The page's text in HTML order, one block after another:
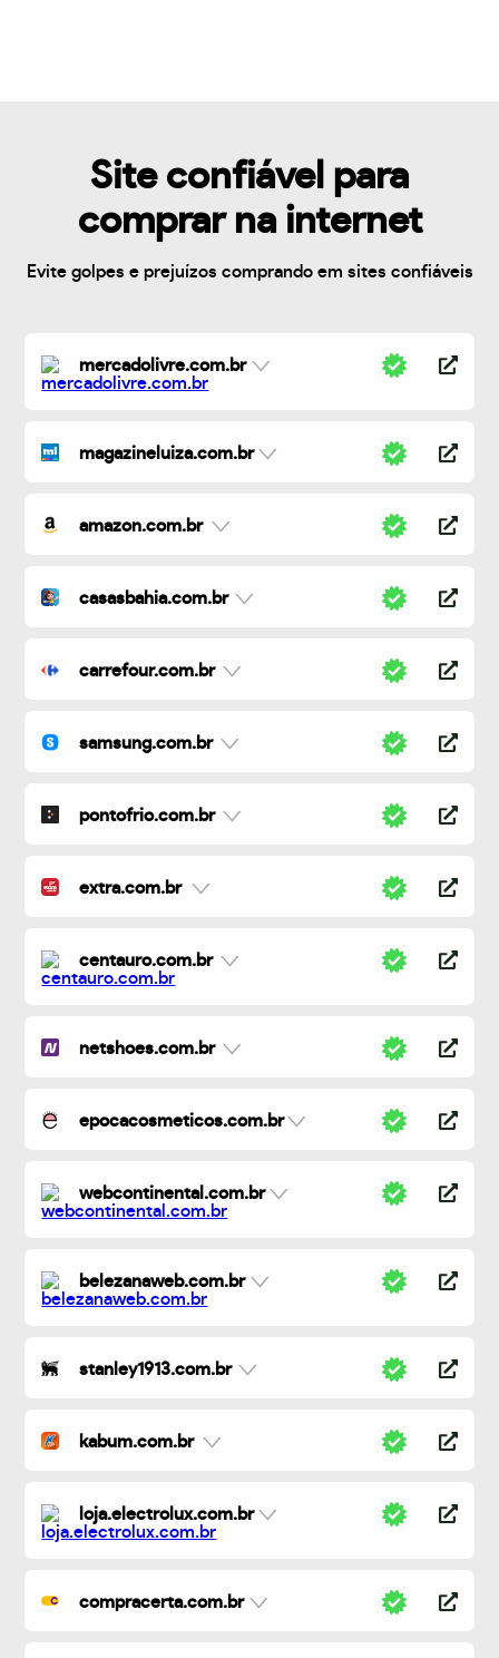
Site confiável para
comprar na internet
Evite golpes e prejuízos comprando em sites confiáveis
mercadolivre.com.br
magazineluiza.com.br
amazon.com.br
casasbahia.com.br
carrefour.com.br
samsung.com.br
pontofrio.com.br
extra.com.br
centauro.com.br
netshoes.com.br
epocacosmeticos.com.br
webcontinental.com.br
belezanaweb.com.br
stanley1913.com.br
kabum.com.br
loja.electrolux.com.br
compracerta.com.br